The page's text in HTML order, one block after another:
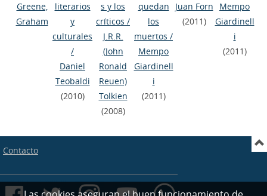
Greene,
Graham
literarios
y
culturales
/
Daniel
Teobaldi
(2010)
s y los
críticos /
J.R.R.
(John
Ronald
Reuen)
Tolkien
(2008)
quedan
los
muertos /
Mempo
Giardinell
i
(2011)
Juan Forn
(2011)
Mempo
Giardinell
i
(2011)
Contacto